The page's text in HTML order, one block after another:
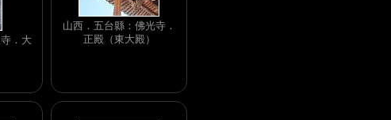
．大
山西．五台縣：佛光寺．
正殿（東大殿）